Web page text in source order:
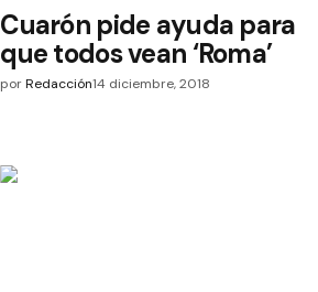
Cuarón pide ayuda para
que todos vean ‘Roma’
por Redacción14 diciembre, 2018